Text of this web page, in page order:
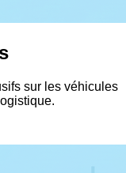
sur les véhicules